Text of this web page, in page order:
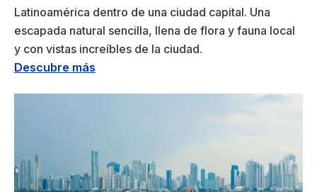
Latinoamérica dentro de una ciudad capital. Una
escapada natural sencilla, llena de flora y fauna local
y con vistas increíbles de la ciudad.
Descubre más